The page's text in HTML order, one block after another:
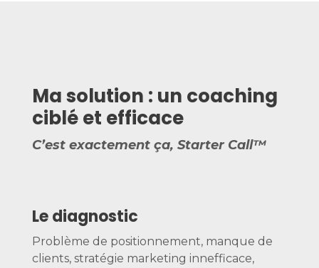
Ma solution : un coaching
ciblé et efficace
C’est exactement ça, Starter Call™
Le diagnostic
Problème de positionnement, manque de
clients, stratégie marketing innefficace,